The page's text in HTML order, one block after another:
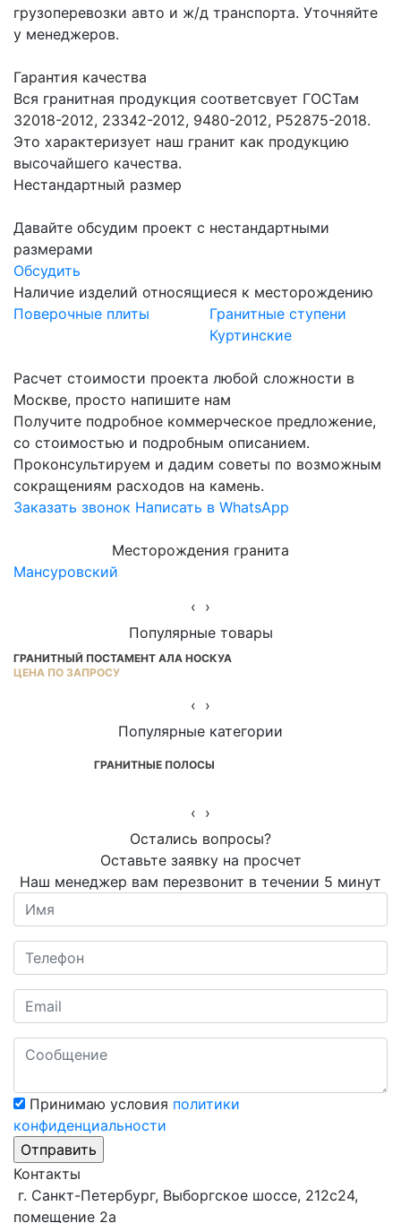
грузоперевозки авто и ж/д транспорта. Уточняйте
у менеджеров.
Гарантия качества
Вся гранитная продукция соответсвует ГОСТам
32018-2012, 23342-2012, 9480-2012, Р52875-2018.
Это характеризует наш гранит как продукцию
высочайшего качества.
Нестандартный размер
Давайте обсудим проект с нестандартными
размерами
Обсудить
Наличие изделий относящиеся к месторождению
Поверочные плиты
Гранитные ступени
Куртинские
Расчет стоимости проекта любой сложности в
Москве, просто напишите нам
Получите подробное коммерческое предложение,
со стоимостью и подробным описанием.
Проконсультируем и дадим советы по возможным
сокращениям расходов на камень.
Заказать звонок Написать в WhatsApp
Месторождения гранита
Мансуровский
‹ ›
Популярные товары
ГРАНИТНЫЙ ПОСТАМЕНТ АЛА НОСКУА
ЦЕНА ПО ЗАПРОСУ
‹ ›
Популярные категории
ГРАНИТНЫЕ ПОЛОСЫ
‹ ›
Остались вопросы?
Оставьте заявку на просчет
Наш менеджер вам перезвонит в течении 5 минут
Принимаю условия политики
конфиденциальности
Контакты
г. Санкт-Петербург, Выборгское шоссе, 212с24,
помещение 2а